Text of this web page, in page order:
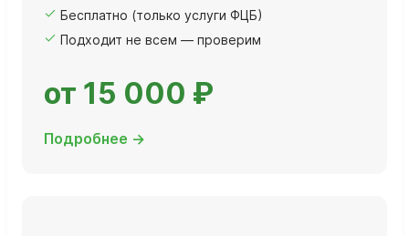
Бесплатно (только услуги ФЦБ)
Подходит не всем — проверим
от 15 000 ₽
Подробнее →